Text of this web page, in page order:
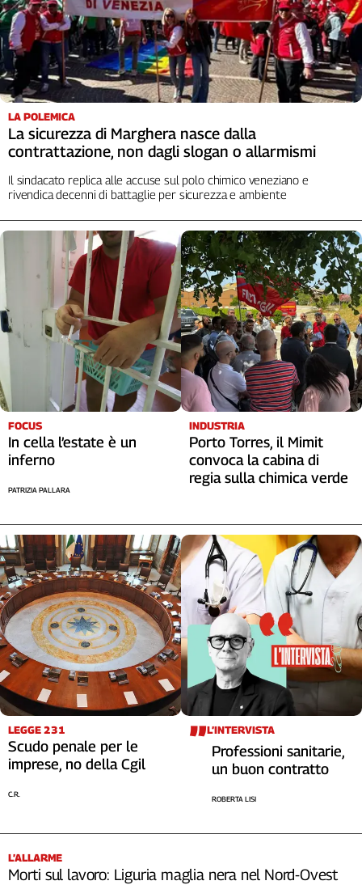
LA POLEMICA
La sicurezza di Marghera nasce dalla
contrattazione, non dagli slogan o allarmismi
Il sindacato replica alle accuse sul polo chimico veneziano e
rivendica decenni di battaglie per sicurezza e ambiente
FOCUS
In cella l’estate è un
inferno
PATRIZIA PALLARA
INDUSTRIA
Porto Torres, il Mimit
convoca la cabina di
regia sulla chimica verde
LEGGE 231
Scudo penale per le
imprese, no della Cgil
C.R.
L’INTERVISTA
Professioni sanitarie,
un buon contratto
ROBERTA LISI
L’ALLARME
Morti sul lavoro: Liguria maglia nera nel Nord-Ovest